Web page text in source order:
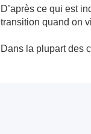
D’après ce qui est
transition quand on
Dans la plupart des